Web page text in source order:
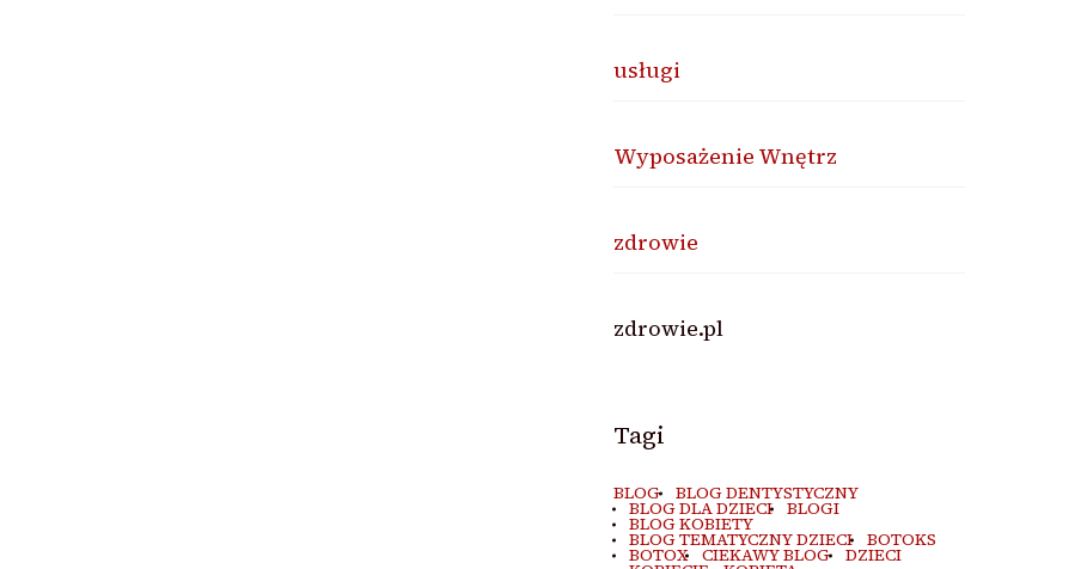
usługi
Wyposażenie Wnętrz
zdrowie
zdrowie.pl
Tagi
BLOG BLOG DENTYSTYCZNY
BLOG DLA DZIECI BLOGI
BLOG KOBIETY
BLOG TEMATYCZNY DZIECI BOTOKS
BOTOX CIEKAWY BLOG DZIECI